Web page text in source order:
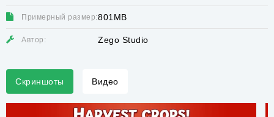
Примерный размер:801MB
Автор: Zego Studio
Скриншоты Видео